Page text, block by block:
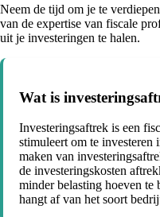
Neem de tijd om je te
van de expertise van fiscale
uit je investeringen te halen.
Wat is
Investeringsaftrek is een
stimuleert om te
maken van
de investeringskosten
minder belasting hoeven te
hangt af van het soort